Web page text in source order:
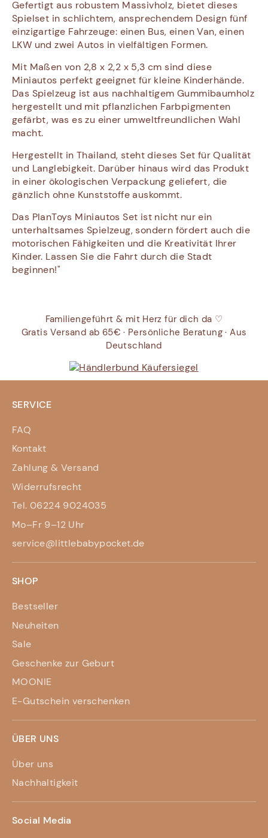
Gefertigt aus robustem Massivholz, bietet dieses
Spielset in schlichtem, ansprechendem Design fünf
einzigartige Fahrzeuge: einen Bus, einen Van, einen
LKW und zwei Autos in vielfältigen Formen.
Mit Maßen von 2,8 x 2,2 x 5,3 cm sind diese
Miniautos perfekt geeignet für kleine Kinderhände.
Das Spielzeug ist aus nachhaltigem Gummibaumholz
hergestellt und mit pflanzlichen Farbpigmenten
gefärbt, was es zu einer umweltfreundlichen Wahl
macht.
Hergestellt in Thailand, steht dieses Set für Qualität
und Langlebigkeit. Darüber hinaus wird das Produkt
in einer ökologischen Verpackung geliefert, die
gänzlich ohne Kunststoffe auskommt.
Das PlanToys Miniautos Set ist nicht nur ein
unterhaltsames Spielzeug, sondern fördert auch die
motorischen Fähigkeiten und die Kreativität Ihrer
Kinder. Lassen Sie die Fahrt durch die Stadt
beginnen!"
Familiengeführt & mit Herz für dich da ♡
Gratis Versand ab 65€ · Persönliche Beratung · Aus
Deutschland
SERVICE
FAQ
Kontakt
Zahlung & Versand
Widerrufsrecht
Tel. 06224 9024035
Mo–Fr 9–12 Uhr
service@littlebabypocket.de
SHOP
Bestseller
Neuheiten
Sale
Geschenke zur Geburt
MOONIE
E-Gutschein verschenken
ÜBER UNS
Über uns
Nachhaltigkeit
Social Media